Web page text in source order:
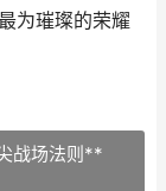
为璀璨的荣耀
战场法则**